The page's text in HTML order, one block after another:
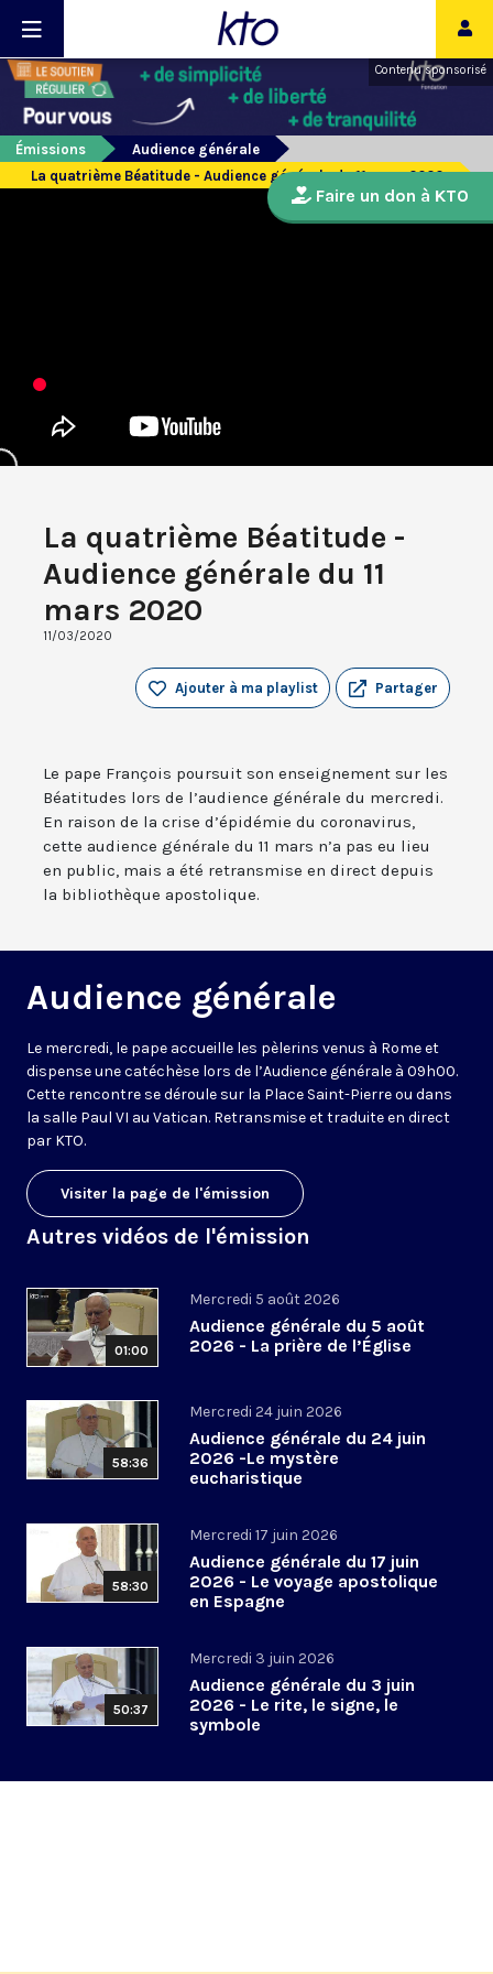
Contenu sponsorisé
Émissions
Audience générale
La quatrième Béatitude - Audience générale du 11 mars 2020
La quatrième Béatitude -
Audience générale du 11
mars 2020
11/03/2020
Partager
Ajouter à ma playlist
Le pape François poursuit son enseignement sur les
Béatitudes lors de l’audience générale du mercredi.
En raison de la crise d’épidémie du coronavirus,
cette audience générale du 11 mars n’a pas eu lieu
en public, mais a été retransmise en direct depuis
la bibliothèque apostolique.
Audience générale
Le mercredi, le pape accueille les pèlerins venus à Rome et
dispense une catéchèse lors de l’Audience générale à 09h00.
Cette rencontre se déroule sur la Place Saint-Pierre ou dans
la salle Paul VI au Vatican. Retransmise et traduite en direct
par KTO.
Visiter la page de l'émission
Autres vidéos de l'émission
01:00
Mercredi 5 août 2026
Audience générale du 5 août
2026 - La prière de l’Église
58:36
Mercredi 24 juin 2026
Audience générale du 24 juin
2026 -Le mystère
eucharistique
58:30
Mercredi 17 juin 2026
Audience générale du 17 juin
2026 - Le voyage apostolique
en Espagne
50:37
Mercredi 3 juin 2026
Audience générale du 3 juin
2026 - Le rite, le signe, le
symbole
Faire un don à KTO